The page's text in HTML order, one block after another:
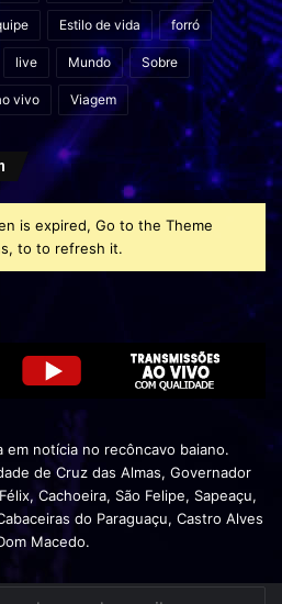
Estilo de vida forró
live Mundo Sobre
vivo Viagem
is expired, Go to the Theme
to to refresh it.
notícia no recôncavo baiano.
de Cruz das Almas, Governador
Cachoeira, São Felipe, Sapeaçu,
do Paraguaçu, Castro Alves
Macedo.